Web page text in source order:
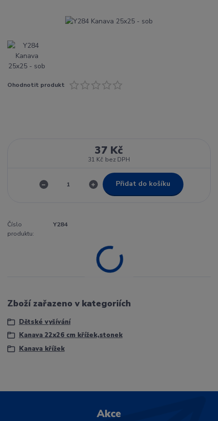
Ohodnotit produkt
37 Kč
31 Kč bez DPH
Přidat do košíku
Číslo
produktu:
Y284
Zboží zařazeno v kategoriích
Dětské vyšívání
Kanava 22x26 cm křížek,stonek
Kanava křížek
Akce